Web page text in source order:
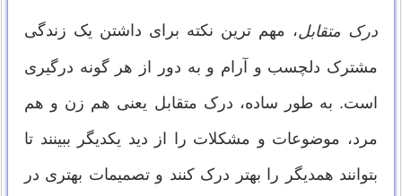
درک متقابل، مهم ترین نکته برای داشتن یک زندگی
مشترک دلچسب و آرام و به دور از هر گونه درگیری
است. به طور ساده، درک متقابل یعنی هم زن و هم
مرد، موضوعات و مشکلات را از دید یکدیگر ببینند تا
بتوانند همدیگر را بهتر درک کنند و تصمیمات بهتری در